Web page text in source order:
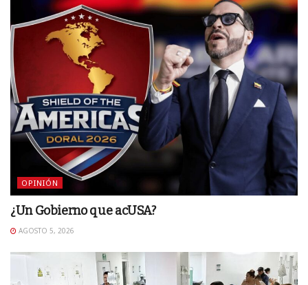
OPINIÓN
¿Un Gobierno que acUSA?
AGOSTO 5, 2026